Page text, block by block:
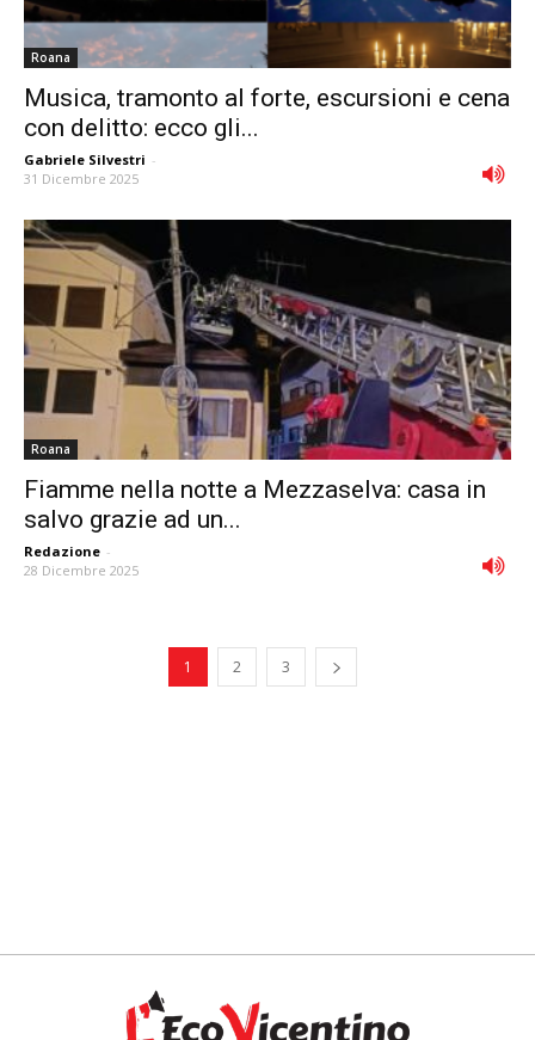
Roana
Musica, tramonto al forte, escursioni e cena
con delitto: ecco gli...
Gabriele Silvestri -
31 Dicembre 2025
Roana
Fiamme nella notte a Mezzaselva: casa in
salvo grazie ad un...
Redazione -
28 Dicembre 2025
1 2 3